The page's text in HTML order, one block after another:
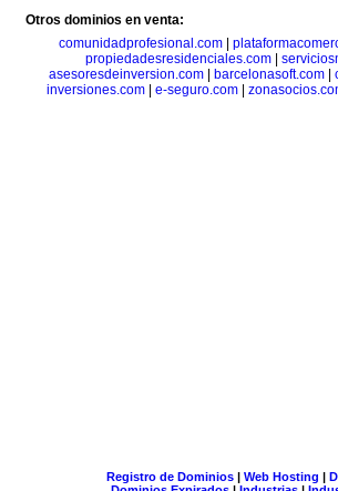
Otros dominios en venta:
comunidadprofesional.com|
propiedadesresidenciales.com
asesoresdeinversion.com
barcelonasoft.com
inversiones.com
e-seguro.com
Registro de Dominios| Web Hosting |